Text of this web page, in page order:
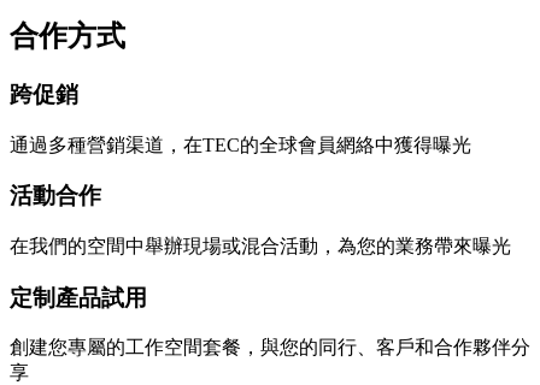
合作方式
跨促銷
通過多種營銷渠道，在TEC的全球會員網絡中獲得曝光
活動合作
在我們的空間中舉辦現場或混合活動，為您的業務帶來曝光
定制產品試用
創建您專屬的工作空間套餐，與您的同行、客戶和合作夥伴分
享